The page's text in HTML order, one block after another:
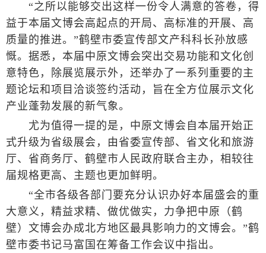
“之所以能够交出这样一份令人满意的答卷，得
益于本届文博会高起点的开局、高标准的开展、高
质量的推进。”鹤壁市委宣传部文产科科长孙放感
慨。据悉，本届中原文博会突出交易功能和文化创
意特色，除展览展示外，还举办了一系列重要的主
题论坛和项目洽谈签约活动，旨在全方位展示文化
产业蓬勃发展的新气象。
尤为值得一提的是，中原文博会自本届开始正
式升级为省级展会，由省委宣传部、省文化和旅游
厅、省商务厅、鹤壁市人民政府联合主办，相较往
届规格更高、主题也更加鲜明。
“全市各级各部门要充分认识办好本届盛会的重
大意义，精益求精、做优做实，力争把中原（鹤
壁）文博会办成北方地区最具影响力的文博会。”鹤
壁市委书记马富国在筹备工作会议中指出。